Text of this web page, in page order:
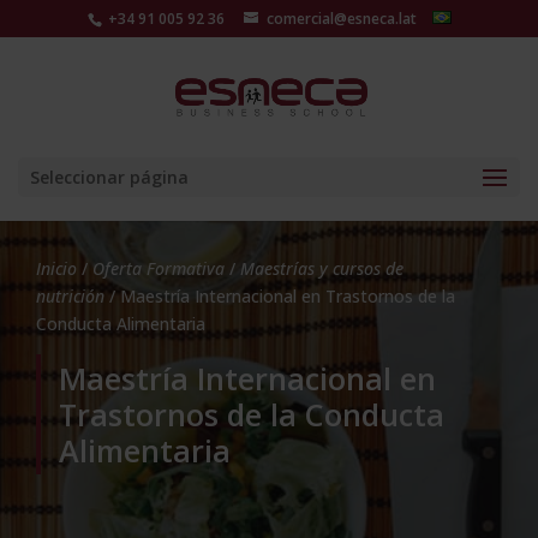
+34 91 005 92 36 comercial@esneca.lat
Seleccionar página
Inicio / Oferta Formativa / Maestrías y cursos de
nutrición / Maestría Internacional en Trastornos de la
Conducta Alimentaria
Maestría Internacional en
Trastornos de la Conducta
Alimentaria